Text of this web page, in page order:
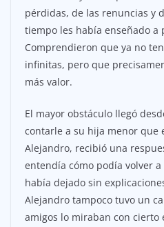
pérdidas, de las renuncias y
tiempo les había enseñado a
Comprendieron que ya no
infinitas, pero que
más valor.
El mayor obstáculo llegó
contarle a su hija menor que
Alejandro, recibió una
entendía cómo podía volver
había dejado sin
Alejandro tampoco tuvo un
amigos lo miraban con cierto